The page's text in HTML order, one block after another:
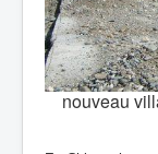
nouveau